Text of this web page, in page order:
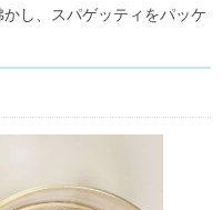
し、スパゲッティをパッケ